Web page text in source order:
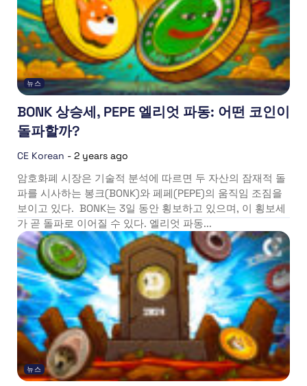
뉴스
BONK 상승세, PEPE 엘리엇 파동: 어떤 코인이
돌파할까?
CE Korean - 2 years ago
암호화폐 시장은 기술적 분석에 따르면 두 자산의 잠재적 돌
파를 시사하는 봉크(BONK)와 페페(PEPE)의 움직임 조짐을
보이고 있다. BONK는 3일 동안 횡보하고 있으며, 이 횡보세
가 곧 돌파로 이어질 수 있다. 엘리엇 파동...
뉴스